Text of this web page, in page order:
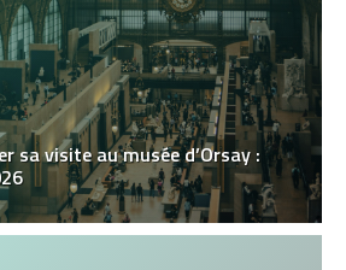
sa visite au musée d’Orsay :